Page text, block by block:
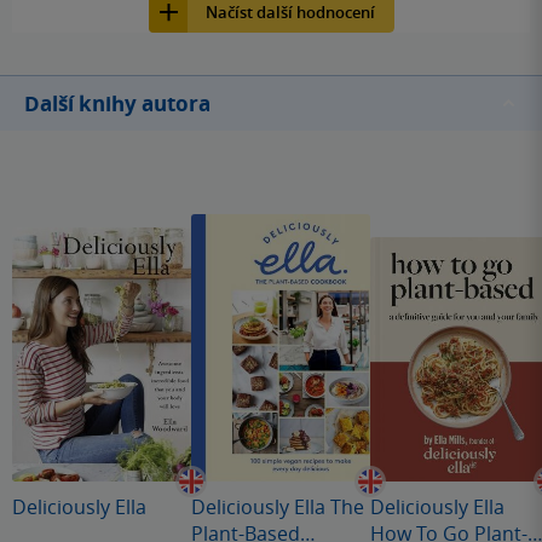
Načíst další hodnocení
Další knihy autora
Deliciously Ella
Deliciously Ella The
Plant-Based
Deliciously Ella
How To Go Plant-